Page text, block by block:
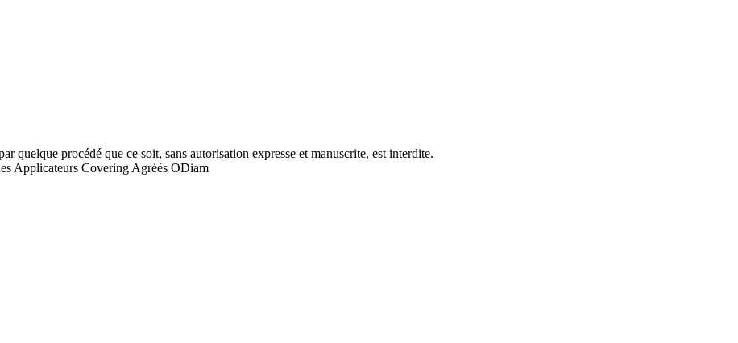
quelque procédé que ce soit, sans autorisation expresse et manuscrite, est interdite.
Applicateurs Covering Agréés ODiam